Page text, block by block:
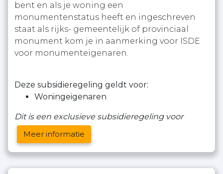
bent en als je woning een
monumentenstatus heeft en ingeschreven
staat als rijks- gemeentelijk of provinciaal
monument kom je in aanmerking voor ISDE
voor monumenteigenaren.
Deze subsidieregeling geldt voor:
Woningeigenaren
Dit is een exclusieve subsidieregeling voor
Meer informatie